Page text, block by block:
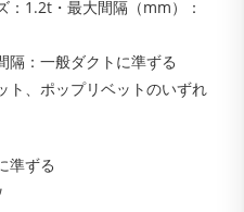
：1.2t・最大間隔（mm）：
隔：一般ダクトに準ずる
ト、ポップリベットのいずれ
準ずる